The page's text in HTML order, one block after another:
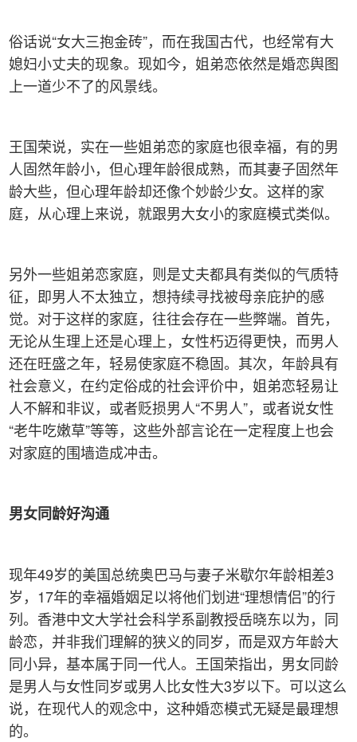
俗话说“女大三抱金砖”，而在我国古代，也经常有大
媳妇小丈夫的现象。现如今，姐弟恋依然是婚恋舆图
上一道少不了的风景线。
王国荣说，实在一些姐弟恋的家庭也很幸福，有的男
人固然年龄小，但心理年龄很成熟，而其妻子固然年
龄大些，但心理年龄却还像个妙龄少女。这样的家
庭，从心理上来说，就跟男大女小的家庭模式类似。
另外一些姐弟恋家庭，则是丈夫都具有类似的气质特
征，即男人不太独立，想持续寻找被母亲庇护的感
觉。对于这样的家庭，往往会存在一些弊端。首先，
无论从生理上还是心理上，女性朽迈得更快，而男人
还在旺盛之年，轻易使家庭不稳固。其次，年龄具有
社会意义，在约定俗成的社会评价中，姐弟恋轻易让
人不解和非议，或者贬损男人“不男人”，或者说女性
“老牛吃嫩草”等等，这些外部言论在一定程度上也会
对家庭的围墙造成冲击。
男女同龄好沟通
现年49岁的美国总统奥巴马与妻子米歇尔年龄相差3
岁，17年的幸福婚姻足以将他们划进“理想情侣”的行
列。香港中文大学社会科学系副教授岳晓东以为，同
龄恋，并非我们理解的狭义的同岁，而是双方年龄大
同小异，基本属于同一代人。王国荣指出，男女同龄
是男人与女性同岁或男人比女性大3岁以下。可以这么
说，在现代人的观念中，这种婚恋模式无疑是最理想
的。